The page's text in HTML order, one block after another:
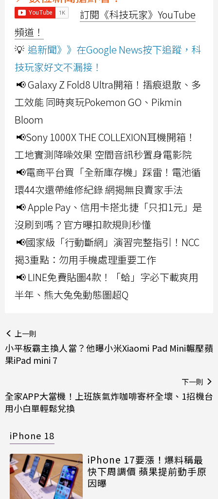
訂閱《科技玩家》YouTube
頻道！
💡 追新聞》》在Google News按下追蹤，科
技玩家好文不漏接！
📢 Galaxy Z Fold8 Ultra開箱！摺痕退散、多
工效能 同時爽玩Pokemon GO、Pikmin
Bloom
📢Sony 1000X THE COLLEXION耳機開箱！
工地實測降噪效果 空間音訊秒置身電影院
📢電商平台買「全新庫存機」踩雷！電池循
環44次還帶維修紀錄 網揭無良賣家手法
📢 Apple Pay、信用卡搭北捷「只扣1元」是
沒刷到嗎？官方曝扣款規則秒懂
📢國家級「行動斷網」演習完整指引！NCC
揭3重點：勿用手機處理重要工作
📢 LINE免費貼圖4款！「蛤」字必下載爽用
半年、熊大兔兔動態圖超Q
上一則
小平板霸主換人當？他曝小米Xiaomi Pad Mini輾壓蘋
果iPad mini 7
下一則
全家APP大當機！上班族氣炸咖啡寄杯全壞、1招機台
用小白單輕鬆兌換
iPhone 18
iPhone 17要漲！爆料稱最
快下周調價 蘋果提前動手原
因曝